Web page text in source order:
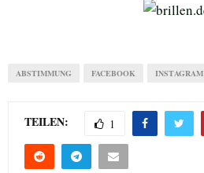
ABSTIMMUNG FACEBOOK INSTAGRAM
TEILEN: 1